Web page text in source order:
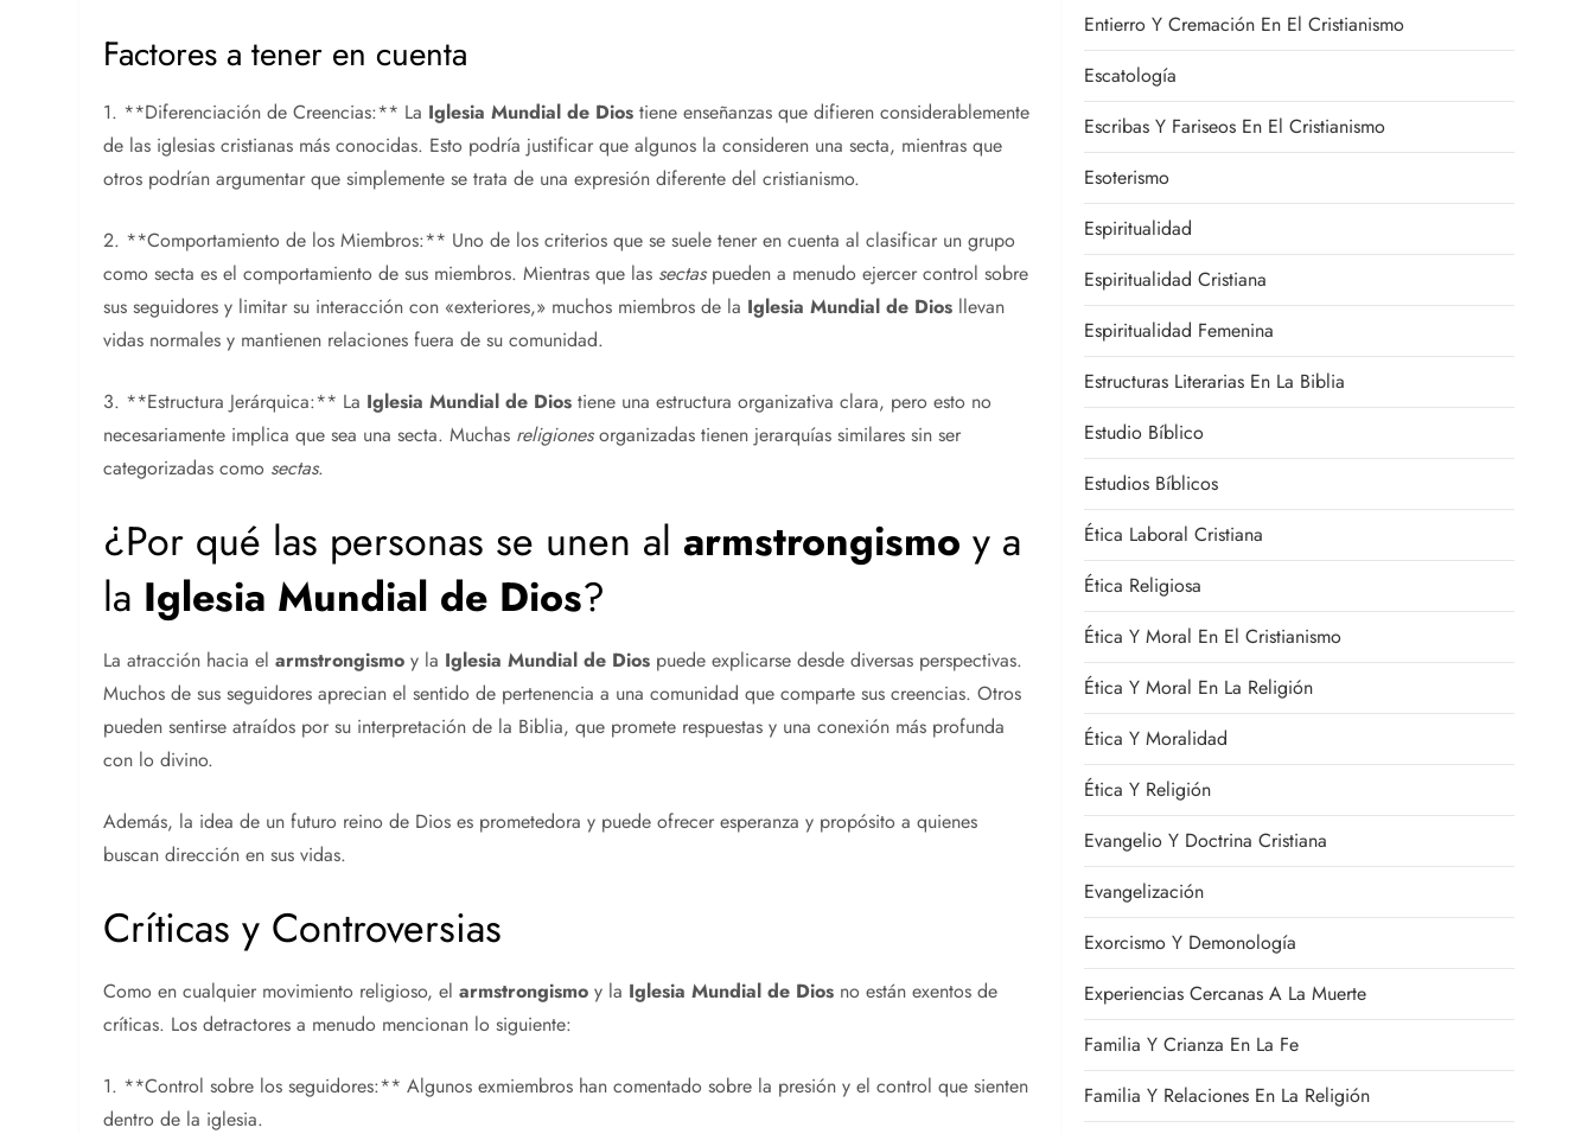
Factores a tener en cuenta
1. **Diferenciación de Creencias:** La Iglesia Mundial de Dios tiene enseñanzas que difieren considerablemente
de las iglesias cristianas más conocidas. Esto podría justificar que algunos la consideren una secta, mientras que
otros podrían argumentar que simplemente se trata de una expresión diferente del cristianismo.
2. **Comportamiento de los Miembros:** Uno de los criterios que se suele tener en cuenta al clasificar un grupo
como secta es el comportamiento de sus miembros. Mientras que las sectaspueden a menudo ejercer control sobre
sus seguidores y limitar su interacción con «exteriores,» muchos miembros de la Iglesia Mundial de Dios llevan
vidas normales y mantienen relaciones fuera de su comunidad.
3. **Estructura Jerárquica:** La Iglesia Mundial de Dios tiene una estructura organizativa clara, pero esto no
necesariamente implica que sea una secta. Muchas religionesorganizadas tienen jerarquías similares sin ser
categorizadas como sectas.
¿Por qué las personas se unen alarmstrongismo y a
la Iglesia Mundial de Dios?
La atracción hacia elarmstrongismo y la Iglesia Mundial de Dios puede explicarse desde diversas perspectivas.
Muchos de sus seguidores aprecian el sentido de pertenencia a una comunidad que comparte sus creencias. Otros
pueden sentirse atraídos por su interpretación de la Biblia, que promete respuestas y una conexión más profunda
con lo divino.
Además, la idea de un futuro reino de Dios es prometedora y puede ofrecer esperanza y propósito a quienes
buscan dirección en sus vidas.
Críticas y Controversias
Como en cualquier movimiento religioso, elarmstrongismo y la Iglesia Mundial de Dios no están exentos de
críticas. Los detractores a menudo mencionan lo siguiente:
1. **Control sobre los seguidores:** Algunos exmiembros han comentado sobre la presión y el control que sienten
dentro de la iglesia.
Entierro Y Cremación En El Cristianismo
Escatología
Escribas Y Fariseos En El Cristianismo
Esoterismo
Espiritualidad
Espiritualidad Cristiana
Espiritualidad Femenina
Estructuras Literarias En La Biblia
Estudio Bíblico
Estudios Bíblicos
Ética Laboral Cristiana
Ética Religiosa
Ética Y Moral En El Cristianismo
Ética Y Moral En La Religión
Ética Y Moralidad
Ética Y Religión
Evangelio Y Doctrina Cristiana
Evangelización
Exorcismo Y Demonología
Experiencias Cercanas A La Muerte
Familia Y Crianza En La Fe
Familia Y Relaciones En La Religión